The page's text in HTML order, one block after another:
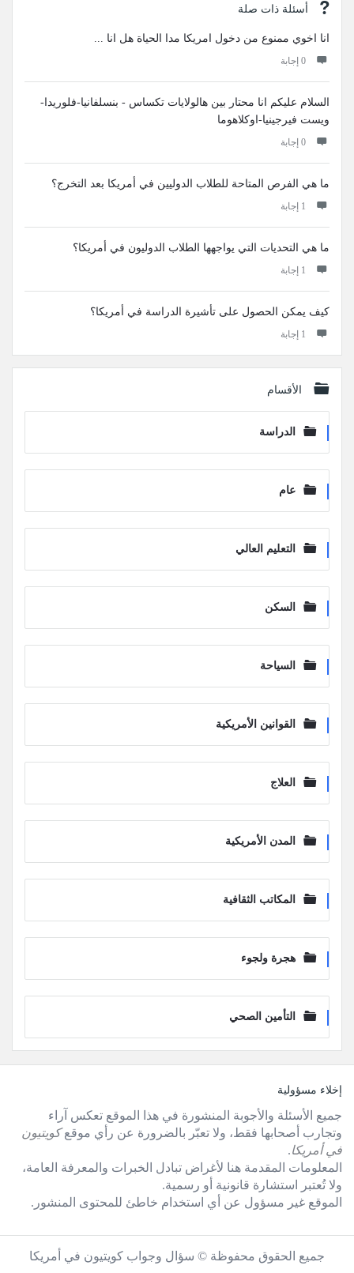
أسئلة ذات صلة
انا اخوي ممنوع من دخول امريكا مدا الحياة هل انا ...
‫0 إجابة
السلام عليكم انا محتار بين هالولايات تكساس - بنسلفانيا-فلوريدا-
ويست فيرجينيا-اوكلاهوما
‫0 إجابة
ما هي الفرص المتاحة للطلاب الدوليين في أمريكا بعد التخرج؟
‫1 إجابة
ما هي التحديات التي يواجهها الطلاب الدوليون في أمريكا؟
‫1 إجابة
كيف يمكن الحصول على تأشيرة الدراسة في أمريكا؟
‫1 إجابة
الأقسام
الدراسة
عام
التعليم العالي
السكن
السياحة
القوانين الأمريكية
العلاج
المدن الأمريكية
المكاتب الثقافية
هجرة ولجوء
التأمين الصحي
الفوترإخلاء مسؤولية
جميع الأسئلة والأجوبة المنشورة في هذا الموقع تعكس آراء
وتجارب أصحابها فقط، ولا تعبّر بالضرورة عن رأي موقعكويتيون
في أمريكا.
المعلومات المقدمة هنا لأغراض تبادل الخبرات والمعرفة العامة،
ولا تُعتبر استشارة قانونية أو رسمية.
الموقع غير مسؤول عن أي استخدام خاطئ للمحتوى المنشور.
جميع الحقوق محفوظة © سؤال وجواب كويتيون في أمريكا